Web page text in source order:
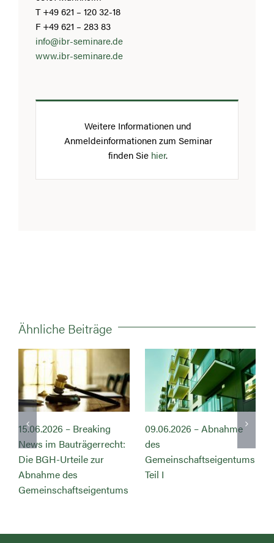
T +49 621 – 120 32-18
F +49 621 – 283 83
info@ibr-seminare.de
www.ibr-seminare.de
Weitere Informationen und
Anmeldeinformationen zum Seminar
finden Sie hier.
Ähnliche Beiträge
15.06.2026 – Breaking
News im Bauträgerrecht:
Die BGH-Urteile zur
Abnahme des
Gemeinschaftseigentums
09.06.2026 – Abnahme
des
Gemeinschaftseigentums
Teil I